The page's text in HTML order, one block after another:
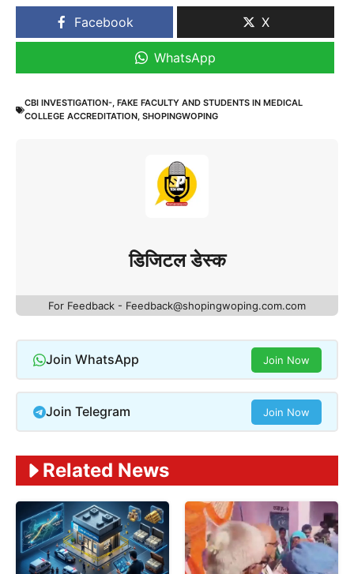
Facebook X
WhatsApp
CBI INVESTIGATION-, FAKE FACULTY AND STUDENTS IN MEDICAL
COLLEGE ACCREDITATION, SHOPINGWOPING
डिजिटल डेस्क
For Feedback - Feedback@shopingwoping.com.com
Join WhatsApp Join Now
Join Telegram Join Now
Related News